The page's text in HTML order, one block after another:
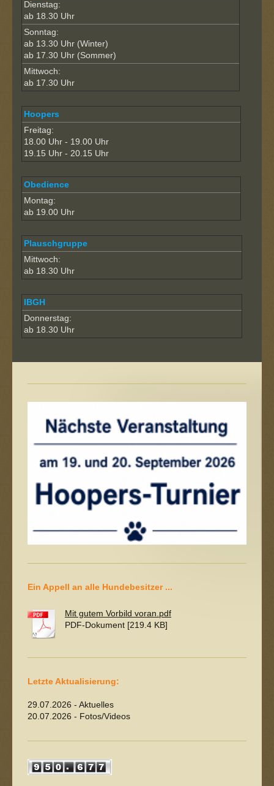
Dienstag:
ab 18.30 Uhr
Sonntag:
ab 13.30 Uhr (Winter)
ab 17.30 Uhr (Sommer)
Mittwoch:
ab 17.30 Uhr
Hoopers
Freitag:
18.00 Uhr - 19.00 Uhr
19.15 Uhr - 20.15 Uhr
Obedience
Montag:
ab 19.00 Uhr
Plauschgruppe
Mittwoch:
ab 18.30 Uhr
IBGH
Donnerstag:
ab 18.30 Uhr
Ein Appell an alle Hundebesitzer ...
Mit gutem Vorbild voran.pdf
PDF-Dokument [219.4 KB]
Letzte Aktualisierung:
29.07.2026 - Aktuelles
20.07.2026 - Fotos/Videos